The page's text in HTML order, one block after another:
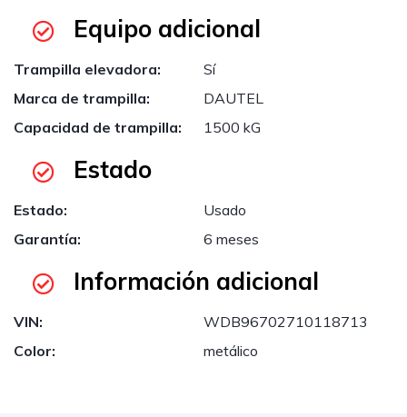
Equipo adicional
Trampilla elevadora:
Sí
Marca de trampilla:
DAUTEL
Capacidad de trampilla:
1500 kG
Estado
Estado:
Usado
Garantía:
6 meses
Información adicional
VIN:
WDB96702710118713
Color:
metálico